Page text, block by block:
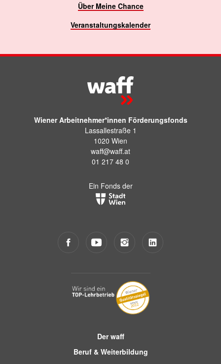
Über Meine Chance
Veranstaltungskalender
Wiener Arbeitnehmer*innen Förderungsfonds
Lassallestraße 1
1020 Wien
waff@waff.at
01 217 48 0
Ein Fonds der
Der waff
Beruf & Weiterbildung